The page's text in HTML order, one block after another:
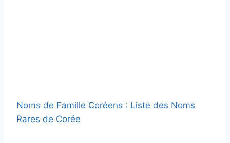
Noms de Famille Coréens : Liste des Noms
Rares de Corée